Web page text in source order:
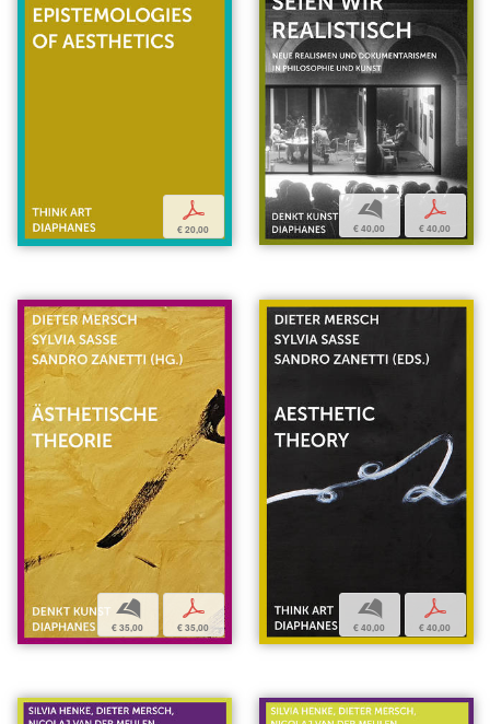
p
€ 20,00
b
€ 40,00
p
€ 40,00
b
€ 35,00
p
€ 35,00
b
€ 40,00
p
€ 40,00